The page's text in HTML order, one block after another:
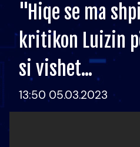
"Hiqe se ma
kritikon Luizin
si vishet...
13:50 05.03.2023